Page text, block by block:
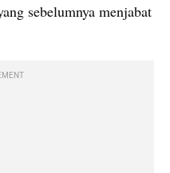
sebelumnya menjabat